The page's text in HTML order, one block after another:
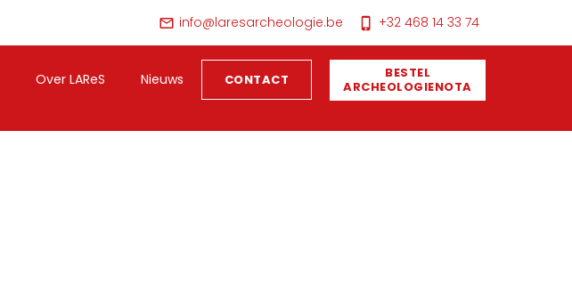
info@laresarcheologie.be +32 468 14 33 74
Over LAReS Nieuws CONTACT
BESTEL
ARCHEOLOGIENOTA